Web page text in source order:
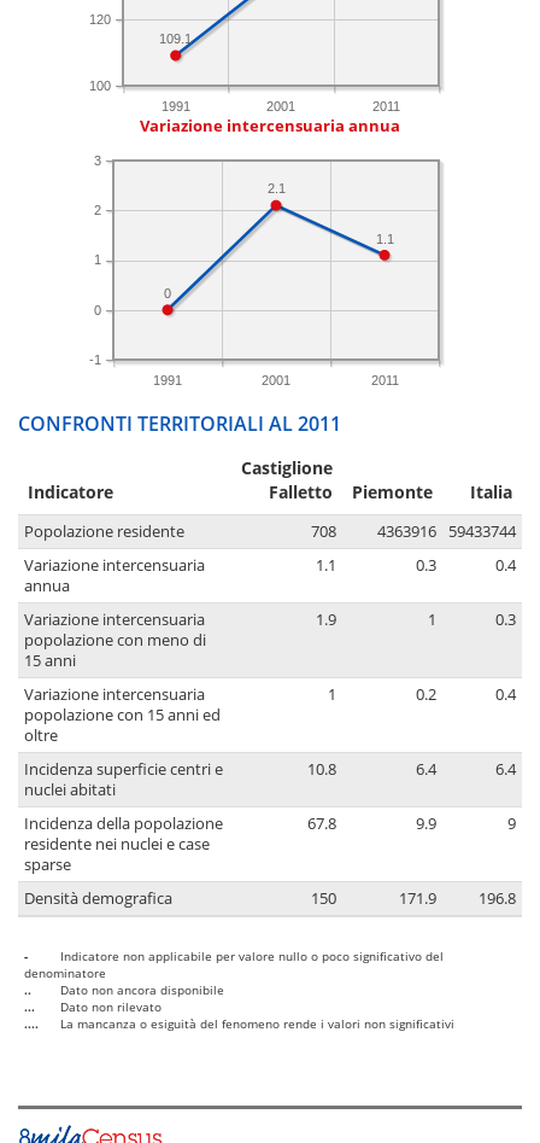
1991 2001 2011
100
120
109.1
Variazione intercensuaria annua
1991 2001 2011
-1
0
1
2
3
1.1
2.1
0
CONFRONTI TERRITORIALI AL 2011
Indicatore
Castiglione
Falletto
Piemonte Italia
Popolazione residente 708 4363916
59433744
Variazione intercensuaria
annua
1.1 0.3 0.4
Variazione intercensuaria
popolazione con meno di
15 anni
1.9 1 0.3
Variazione intercensuaria
popolazione con 15 anni ed
oltre
1 0.2 0.4
Incidenza superficie centri e
nuclei abitati
10.8 6.4 6.4
Incidenza della popolazione
residente nei nuclei e case
sparse
67.8 9.9 9
Densità demografica 150 171.9 196.8
-
Indicatore non applicabile per valore nullo o poco significativo del
denominatore
..
Dato non ancora disponibile
...
Dato non rilevato
....
La mancanza o esiguità del fenomeno rende i valori non significativi